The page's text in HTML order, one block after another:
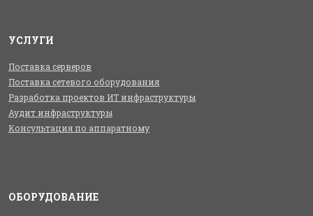
УСЛУГИ
Поставка серверов
Поставка сетевого оборудования
Разработка проектов ИТ инфраструктуры
Аудит инфраструктуры
Консультация по аппаратному
ОБОРУДОВАНИЕ